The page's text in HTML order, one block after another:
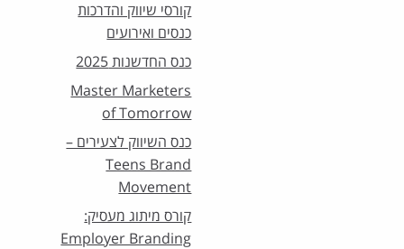
קורסי שיווק והדרכות
כנסים ואירועים
כנס החדשנות 2025
Master Marketers
of Tomorrow
כנס השיווק לצעירים –
Teens Brand
Movement
קורס מיתוג מעסיק:
Employer Branding